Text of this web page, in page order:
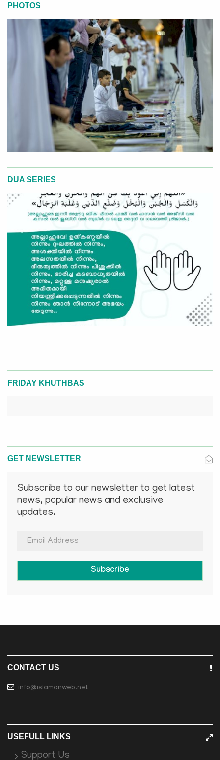
PHOTOS
DUA SERIES
FRIDAY KHUTHBAS
GET NEWSLETTER
Subscribe to our newsletter to get latest
news, popular news and exclusive
updates.
Subscribe
CONTACT US
info@islamonweb.net
USEFULL LINKS
Support Us